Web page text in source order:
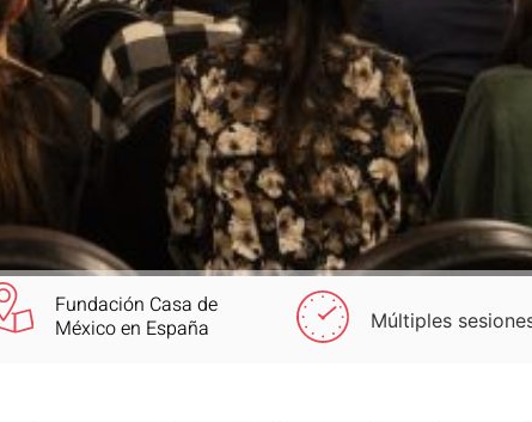
Fundación Casa de
México en España
Múltiples